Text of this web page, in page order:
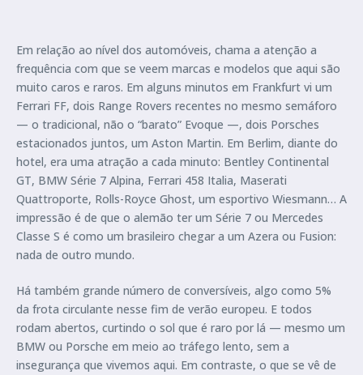
Em relação ao nível dos automóveis, chama a atenção a
frequência com que se veem marcas e modelos que aqui são
muito caros e raros. Em alguns minutos em Frankfurt vi um
Ferrari FF, dois Range Rovers recentes no mesmo semáforo
— o tradicional, não o “barato” Evoque —, dois Porsches
estacionados juntos, um Aston Martin. Em Berlim, diante do
hotel, era uma atração a cada minuto: Bentley Continental
GT, BMW Série 7 Alpina, Ferrari 458 Italia, Maserati
Quattroporte, Rolls-Royce Ghost, um esportivo Wiesmann… A
impressão é de que o alemão ter um Série 7 ou Mercedes
Classe S é como um brasileiro chegar a um Azera ou Fusion:
nada de outro mundo.
Há também grande número de conversíveis, algo como 5%
da frota circulante nesse fim de verão europeu. E todos
rodam abertos, curtindo o sol que é raro por lá — mesmo um
BMW ou Porsche em meio ao tráfego lento, sem a
insegurança que vivemos aqui. Em contraste, o que se vê de